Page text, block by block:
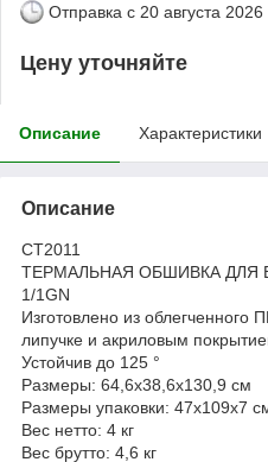
Отправка с 20 августа 2026
Цену уточняйте
Описание Характеристики
Описание
CT2011
ТЕРМАЛЬНАЯ ОБШИВКА ДЛЯ
1/1GN
Изготовлено из облегченного
липучке и акриловым
Устойчив до 125 °
Размеры: 64,6x38,6x130,9 см
Размеры упаковки: 47x109x7
Вес нетто: 4 кг
Вес брутто: 4,6 кг